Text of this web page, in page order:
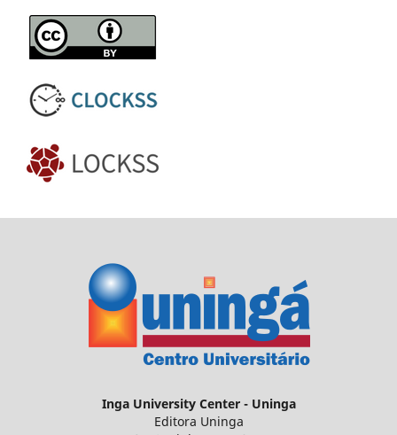
Inga University Center - Uninga
Editora Uninga